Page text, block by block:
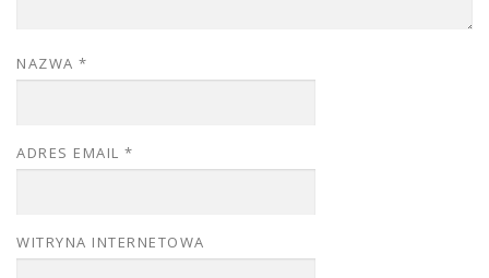
NAZWA *
ADRES EMAIL *
WITRYNA INTERNETOWA